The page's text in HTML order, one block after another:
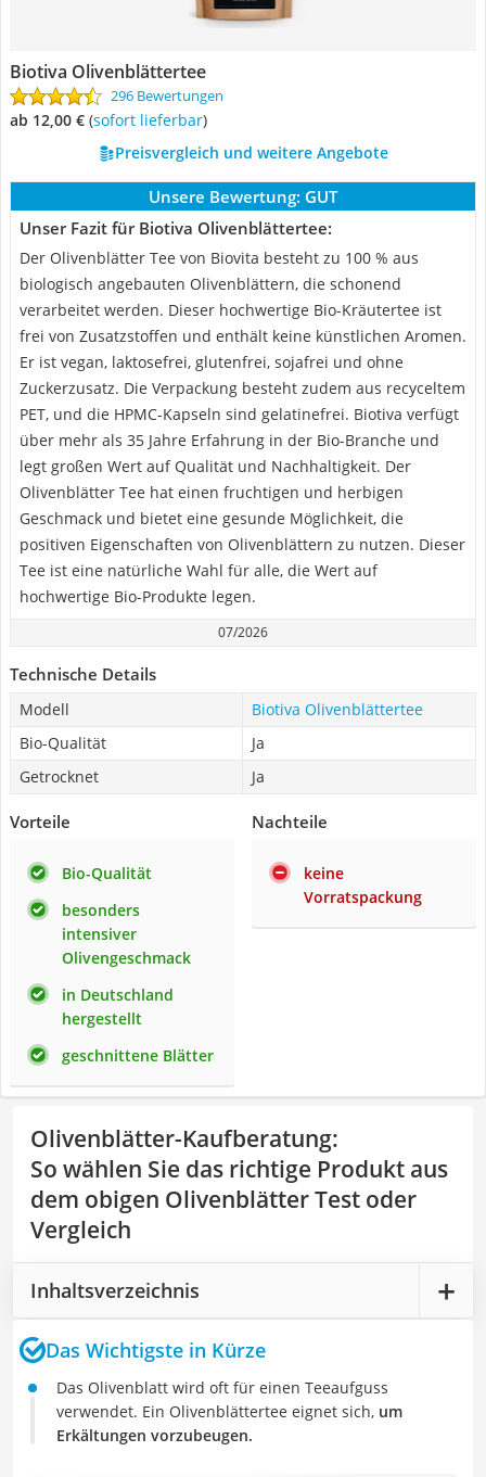
Biotiva Olivenblättertee
296 Bewertungen
ab 12,00 € ( Sofort lieferbar)
Preisvergleich und weitere Angebote
Unsere Bewertung: GUT
Unser Fazit für Biotiva Olivenblättertee:
Der Olivenblätter Tee von Biovita besteht zu 100 % aus
biologisch angebauten Olivenblättern, die schonend
verarbeitet werden. Dieser hochwertige Bio-Kräutertee ist
frei von Zusatzstoffen und enthält keine künstlichen Aromen.
Er ist vegan, laktosefrei, glutenfrei, sojafrei und ohne
Zuckerzusatz. Die Verpackung besteht zudem aus recyceltem
PET, und die HPMC-Kapseln sind gelatinefrei. Biotiva verfügt
über mehr als 35 Jahre Erfahrung in der Bio-Branche und
legt großen Wert auf Qualität und Nachhaltigkeit. Der
Olivenblätter Tee hat einen fruchtigen und herbigen
Geschmack und bietet eine gesunde Möglichkeit, die
positiven Eigenschaften von Olivenblättern zu nutzen. Dieser
Tee ist eine natürliche Wahl für alle, die Wert auf
hochwertige Bio-Produkte legen.
07/2026
Technische Details
Modell
Biotiva Olivenblättertee
Bio-Qualität
Ja
Getrocknet
Ja
Vorteile
Bio-Qualität
besonders
intensiver
Olivengeschmack
in Deutschland
hergestellt
geschnittene Blätter
Nachteile
keine
Vorratspackung
Olivenblätter-Kaufberatung:
So wählen Sie das richtige Produkt aus
dem obigen Olivenblätter Test oder
Vergleich
Inhaltsverzeichnis
Das Wichtigste in Kürze
Das Olivenblatt wird oft für einen Teeaufguss
verwendet. Ein Olivenblättertee eignet sich, um
Erkältungen vorzubeugen.